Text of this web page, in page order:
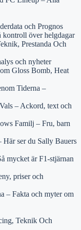
och Prognos
kontroll över helgdagar
Prestanda Och
och nyheter
Gloss Bomb, Heat
Tiderna –
– Ackord, text och
Familj – Fru, barn
Här ser du Sally Bauers
mycket är F1-stjärnan
priser och
– Fakta och myter om
Teknik Och